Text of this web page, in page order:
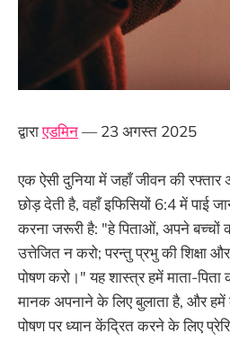
द्वाराएडमिन— 23 अगस्त 2025
एक ऐसी दुनिया में जहाँ जीवन की रफ्तार
छोड़ देती है, वहाँ इफिसियों 6:4 में पाई
करना जरूरी है: "हे पिताओं, अपने बच्चों
उत्तेजित न करो; परन्तु प्रभु की शिक्षा
पोषण करो।" यह शास्त्र हमें माता-
मानक अपनाने के लिए बुलाता है, और
पोषण पर ध्यान केंद्रित करने के लिए